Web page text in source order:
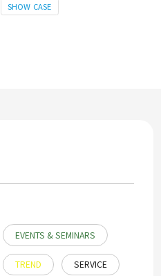
SHOW CASE
EVENTS & SEMINARS
TREND SERVICE